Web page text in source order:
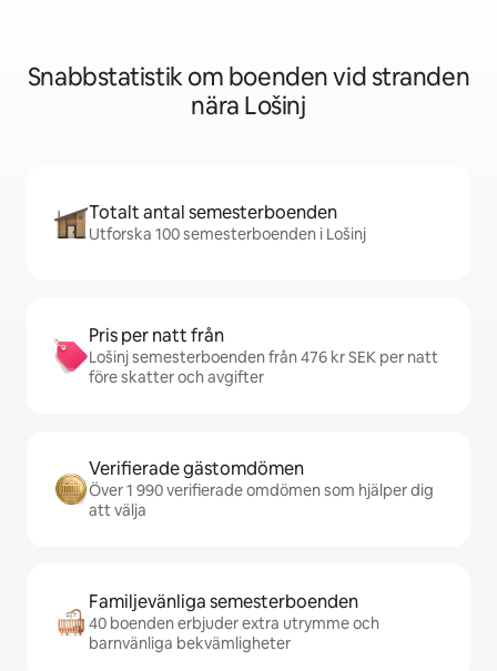
Snabbstatistik om boenden vid stranden
nära Lošinj
Totalt antal semesterboenden
Utforska 100 semesterboenden i Lošinj
Pris per natt från
Lošinj semesterboenden från 476 kr SEK per natt
före skatter och avgifter
Verifierade gästomdömen
Över 1 990 verifierade omdömen som hjälper dig
att välja
Familjevänliga semesterboenden
40 boenden erbjuder extra utrymme och
barnvänliga bekvämligheter